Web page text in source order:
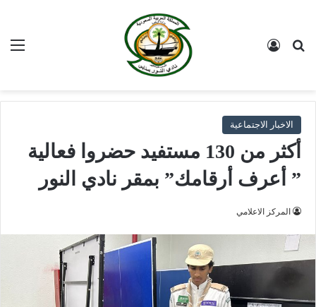
بحث عن
الاخبار الاجتماعية
أكثر من 130 مستفيد حضروا فعالية
” أعرف أرقامك” بمقر نادي النور
المركز الاعلامي